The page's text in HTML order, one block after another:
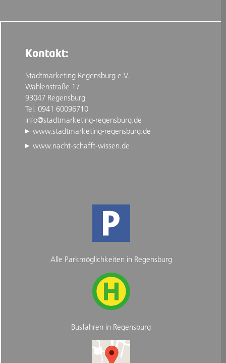
Kontakt:
Stadtmarketing Regensburg e.V.
Wahlenstraße 17
93047 Regensburg
Tel. 0941 60096710
info@stadtmarketing-regensburg.de
www.stadtmarketing-regensburg.de
www.nacht-schafft-wissen.de
Alle Parkmöglichkeiten in Regensburg
Busfahren in Regensburg